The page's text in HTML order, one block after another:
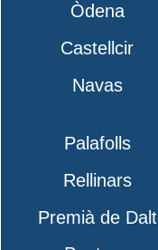
Òdena
Castellcir
Navas
Palafolls
Rellinars
Premià de Dalt